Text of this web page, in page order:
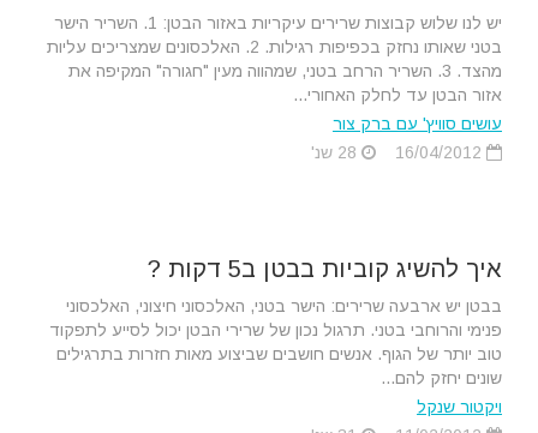
יש לנו שלוש קבוצות שרירים עיקריות באזור הבטן: 1. השריר הישר
בטני שאותו נחזק בכפיפות רגילות. 2. האלכסונים שמצריכים עליות
מהצד. 3. השריר הרחב בטני, שמהווה מעין "חגורה" המקיפה את
אזור הבטן עד לחלק האחורי...
עושים סוויץ' עם ברק צור
איך להשיג קוביות בבטן ב5 דקות ?
בבטן יש ארבעה שרירים: הישר בטני, האלכסוני חיצוני, האלכסוני
פנימי והרוחבי בטני. תרגול נכון של שרירי הבטן יכול לסייע לתפקוד
טוב יותר של הגוף. אנשים חושבים שביצוע מאות חזרות בתרגילים
שונים יחזק להם...
ויקטור שנקל